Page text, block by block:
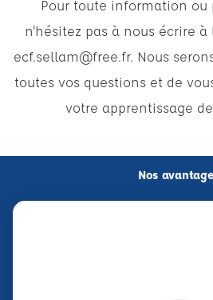
Pour toute information ou
n'hésitez pas à nous écrire à
ecf.sellam@free.fr. Nous
toutes vos questions et de
votre apprentissage
Nos